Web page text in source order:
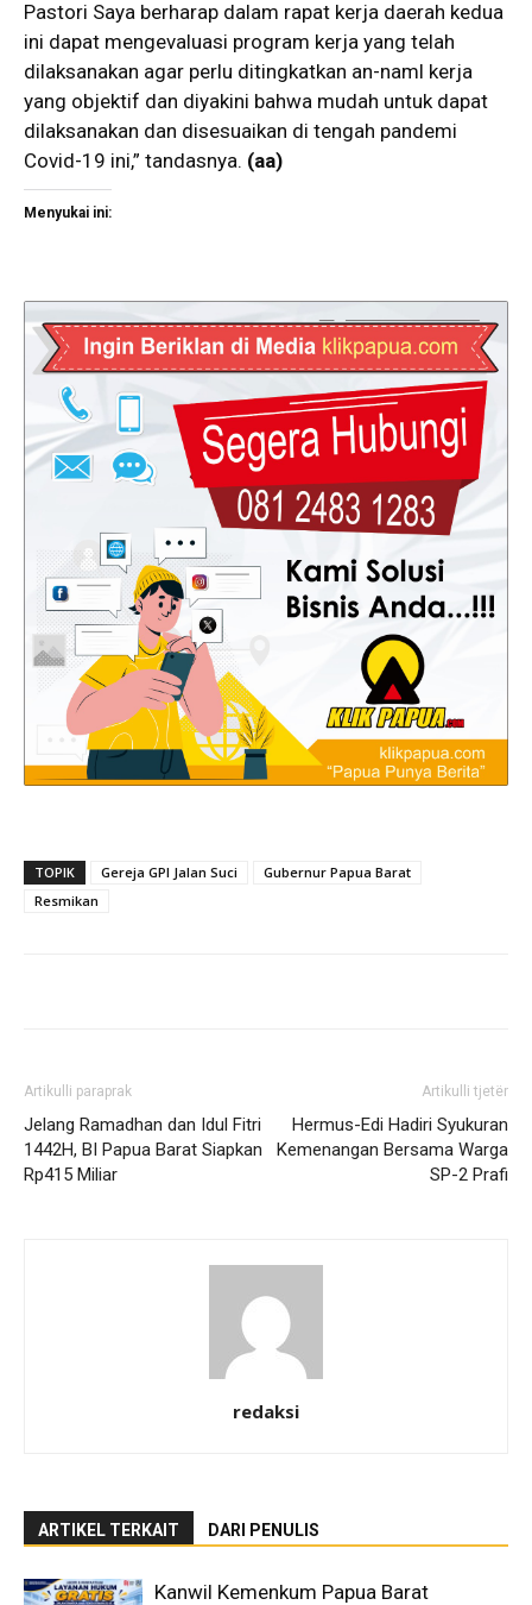
Pastori Saya berharap dalam rapat kerja daerah kedua
ini dapat mengevaluasi program kerja yang telah
dilaksanakan agar perlu ditingkatkan an-naml kerja
yang objektif dan diyakini bahwa mudah untuk dapat
dilaksanakan dan disesuaikan di tengah pandemi
Covid-19 ini,” tandasnya. (aa)
Menyukai ini:
TOPIK Gereja GPI Jalan Suci
Gubernur Papua Barat
Resmikan
Artikulli paraprak
Jelang Ramadhan dan Idul Fitri
1442H, BI Papua Barat Siapkan
Rp415 Miliar
Artikulli tjetër
Hermus-Edi Hadiri Syukuran
Kemenangan Bersama Warga
SP-2 Prafi
redaksi
ARTIKEL TERKAIT DARI PENULIS
Kanwil Kemenkum Papua Barat